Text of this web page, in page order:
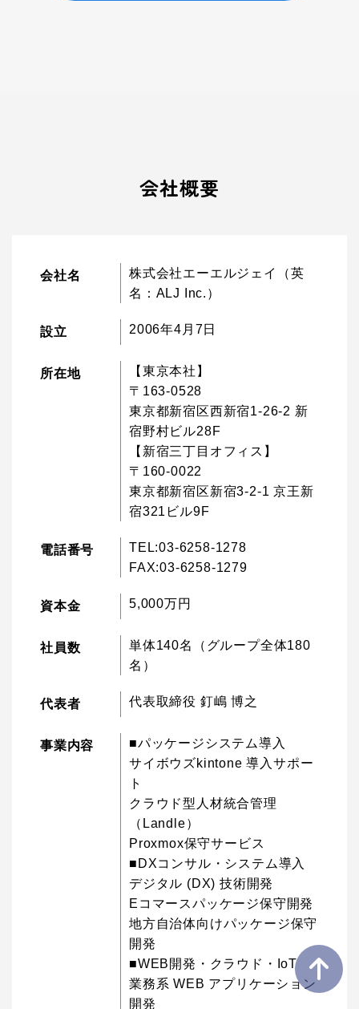
会社概要
会社名
株式会社エーエルジェイ（英
名：ALJ Inc.）
設立 2006年4月7日
所在地
【東京本社】
〒163-0528
東京都新宿区西新宿1-26-2 新
宿野村ビル28F
【新宿三丁目オフィス】
〒160-0022
東京都新宿区新宿3-2-1 京王新
宿321ビル9F
電話番号
TEL:03-6258-1278
FAX:03-6258-1279
資本金 5,000万円
社員数
単体140名（グループ全体180
名）
代表者 代表取締役 釘嶋 博之
事業内容
■パッケージシステム導入
サイボウズkintone 導入サポー
ト
クラウド型人材統合管理
（Landle）
Proxmox保守サービス
■DXコンサル・システム導入
デジタル (DX) 技術開発
Eコマースパッケージ保守開発
地方自治体向けパッケージ保守
開発
■WEB開発・クラウド・IoT
業務系 WEB アプリケーション
開発